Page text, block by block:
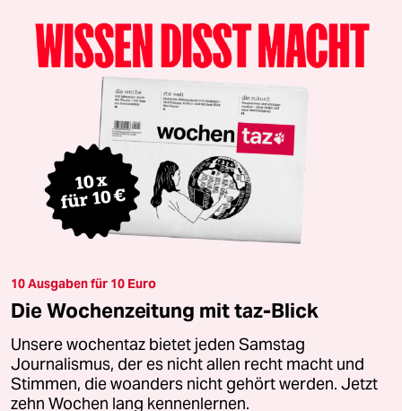
10 Ausgaben für 10 Euro
Die Wochenzeitung mit taz-Blick
Unsere wochentaz bietet jeden Samstag
Journalismus, der es nicht allen recht macht und
Stimmen, die woanders nicht gehört werden. Jetzt
zehn Wochen lang kennenlernen.